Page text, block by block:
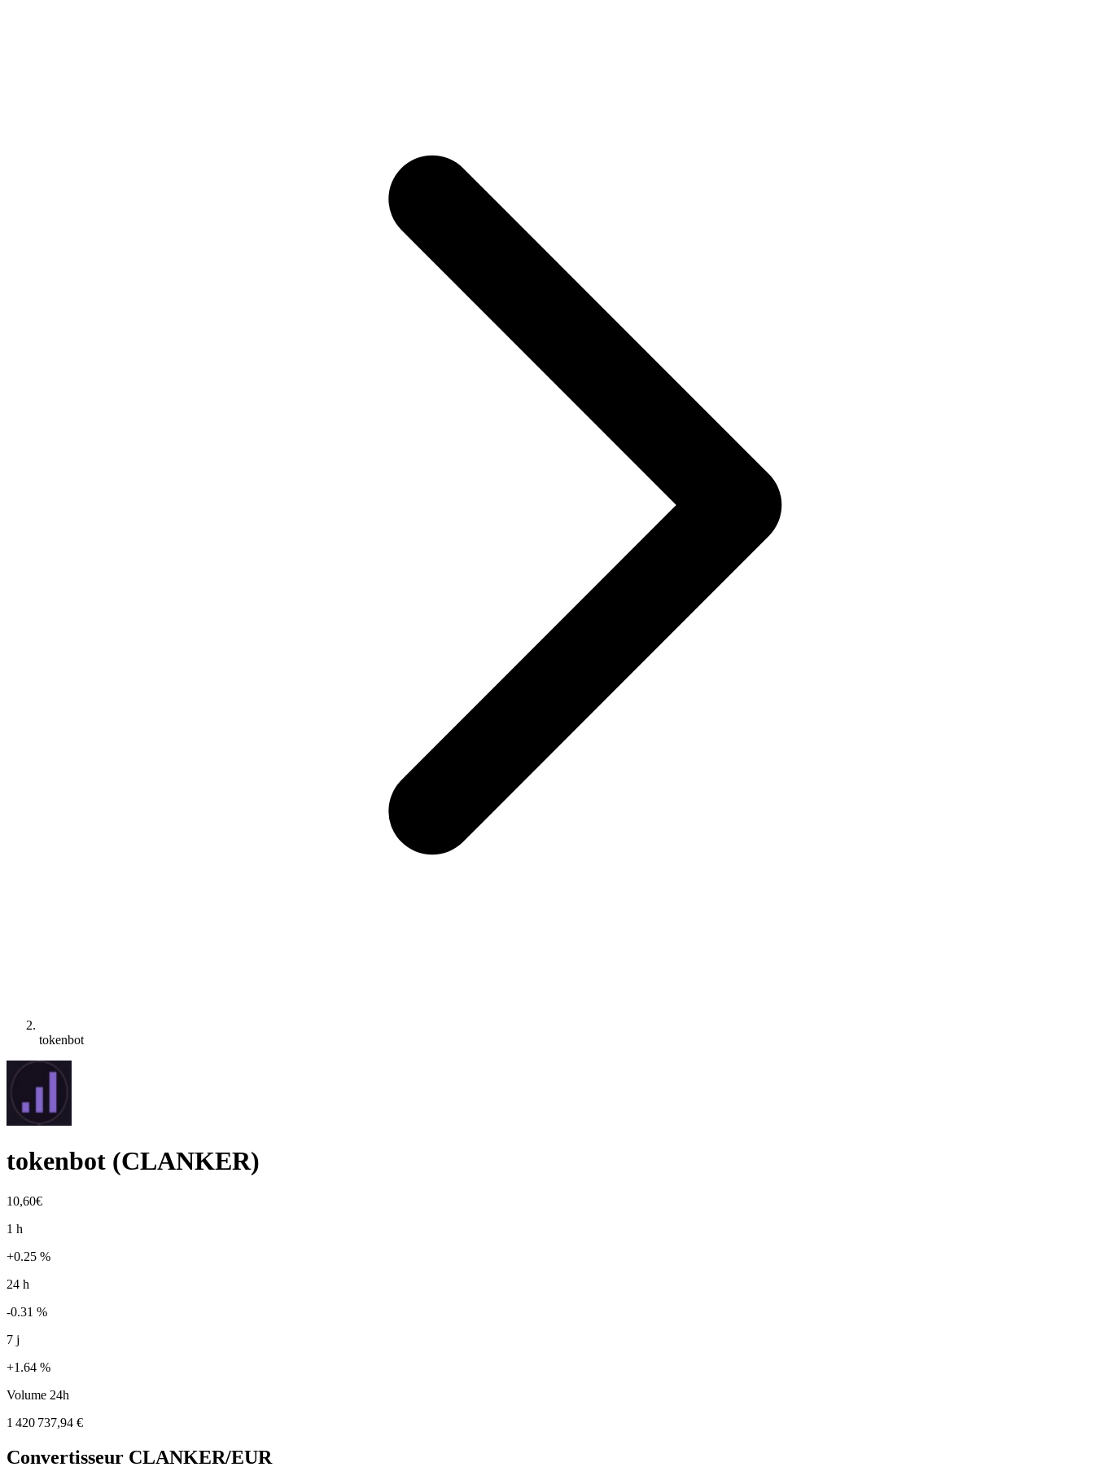
tokenbot
tokenbot (CLANKER)
10,60€
1 h
+0.25 %
24 h
-0.31 %
7 j
+1.64 %
Volume 24h
1 420 737,94 €
Convertisseur CLANKER/EUR